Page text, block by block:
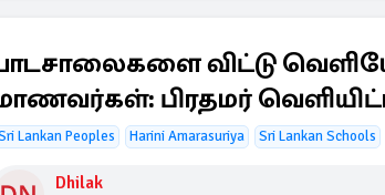
விட்டு
பிரதமர்
Lankan Peoples Harini Amarasuriya Sri Lankan Schools
Dhilak